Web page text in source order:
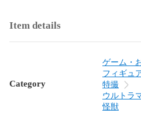
Item details
Category
ゲーム・
フィギュ
特撮
ウルトラ
怪獣